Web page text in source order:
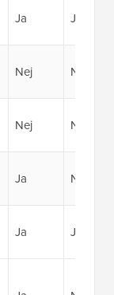
Ja Ja
Nej Nej
Nej Nej
Ja Nej
Ja Ja